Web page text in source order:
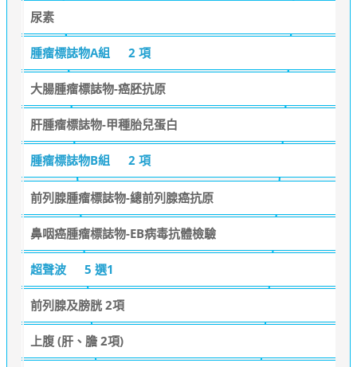
尿素
腫瘤標誌物A組 2 項
大腸腫瘤標誌物-癌胚抗原
肝腫瘤標誌物-甲種胎兒蛋白
腫瘤標誌物B組 2 項
前列腺腫瘤標誌物-總前列腺癌抗原
鼻咽癌腫瘤標誌物-EB病毒抗體檢驗
超聲波 5 選1
前列腺及膀胱 2項
上腹 (肝、膽 2項)